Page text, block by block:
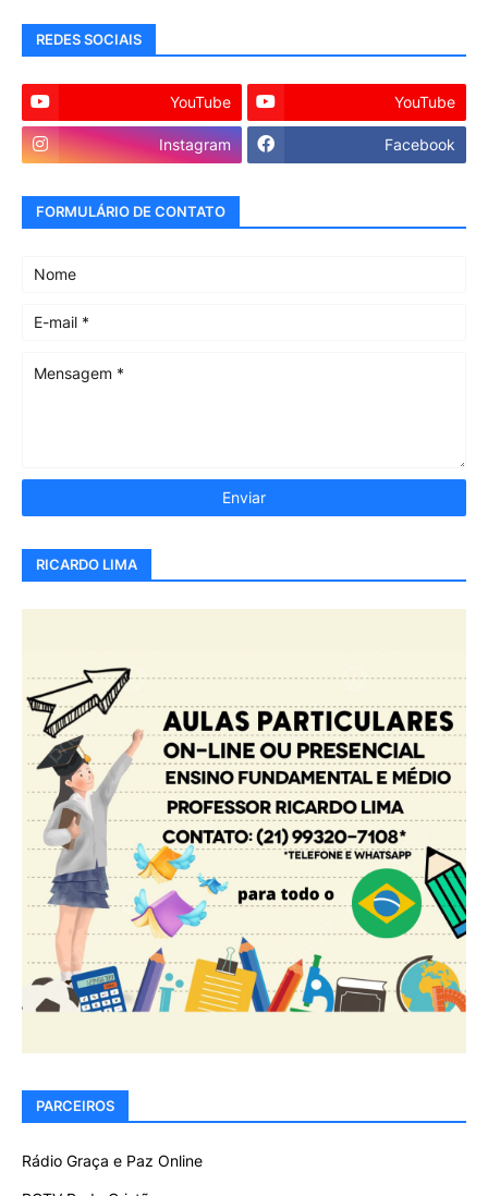
REDES SOCIAIS
YouTube YouTube
Instagram Facebook
FORMULÁRIO DE CONTATO
RICARDO LIMA
PARCEIROS
Rádio Graça e Paz Online